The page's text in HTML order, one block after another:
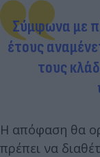
Σύμφωνα με
έτους
τους
Η απόφαση θα
πρέπει να